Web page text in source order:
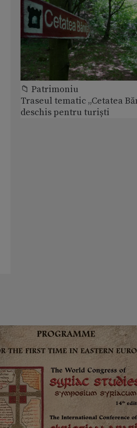
📁 Patrimoniu
Traseul tematic „Cetatea
deschis pentru turiști